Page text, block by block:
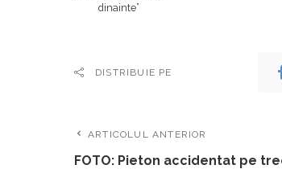
dinainte”
DISTRIBUIE PE
ARTICOLUL ANTERIOR
FOTO: Pieton accidentat pe